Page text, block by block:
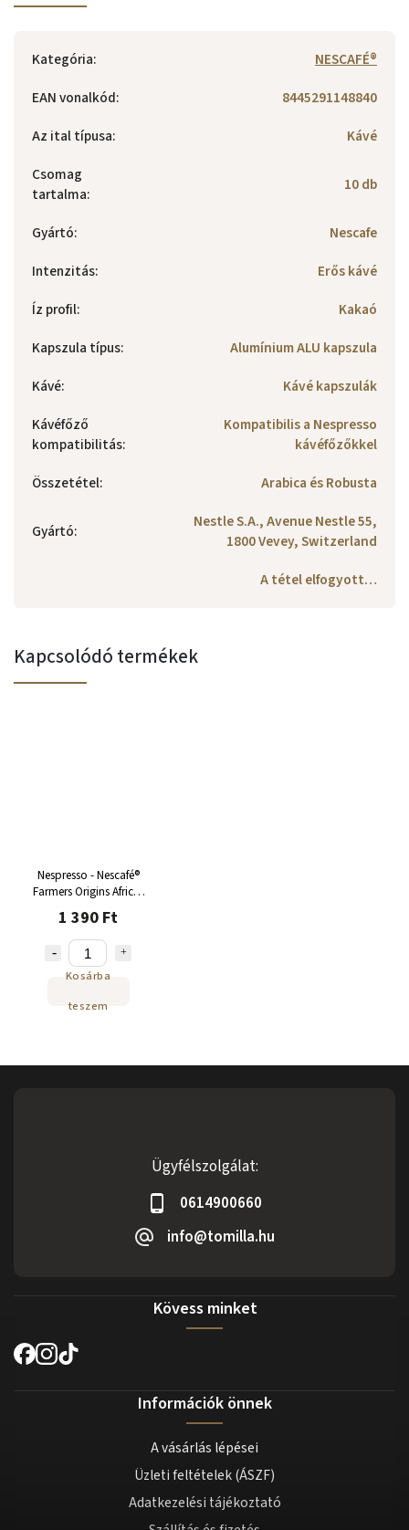
Kategória:
NESCAFÉ®
EAN vonalkód:
8445291148840
Az ital típusa:
Kávé
Csomag
tartalma: 10 db
Gyártó:
Nescafe
Intenzitás:
Erős kávé
Íz profil:
Kakaó
Kapszula típus:
Alumínium ALU kapszula
Kávé:
Kávé kapszulák
Kávéfőző
kompatibilitás:
Kompatibilis a Nespresso
kávéfőzőkkel
Összetétel: Arabica és Robusta
Gyártó:
Nestle S.A., Avenue Nestle 55,
1800 Vevey, Switzerland
A tétel elfogyott…
Kapcsolódó termékek
Nespresso - Nescafé®
Farmers Origins Africas
Ristretto kapszula 10
adag
1 390 Ft
Kosárba
teszem
Ügyfélszolgálat:
0614900660
info@tomilla.hu
Kövess minket
Információk önnek
A vásárlás lépései
Üzleti feltételek (ÁSZF)
Adatkezelési tájékoztató